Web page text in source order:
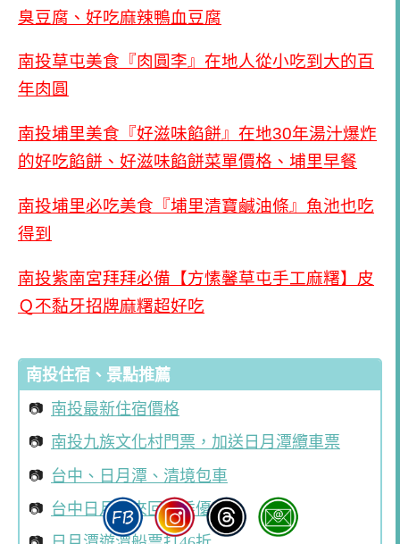
臭豆腐、好吃麻辣鴨血豆腐
南投草屯美食『肉圓李』在地人從小吃到大的百
年肉圓
南投埔里美食『好滋味餡餅』在地30年湯汁爆炸
的好吃餡餅、好滋味餡餅菜單價格、埔里早餐
南投埔里必吃美食『埔里清寶鹹油條』魚池也吃
得到
南投紫南宮拜拜必備【方愫馨草屯手工麻糬】皮
Ｑ不黏牙招牌麻糬超好吃
南投住宿、景點推薦
南投最新住宿價格
南投九族文化村門票，加送日月潭纜車票
台中、日月潭、清境包車
台中日月潭來回共乘優惠